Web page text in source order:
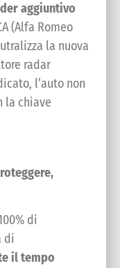
aggiuntivo
(Alfa Romeo
la nuova
radar
l’auto non
la chiave
di
di
il tempo